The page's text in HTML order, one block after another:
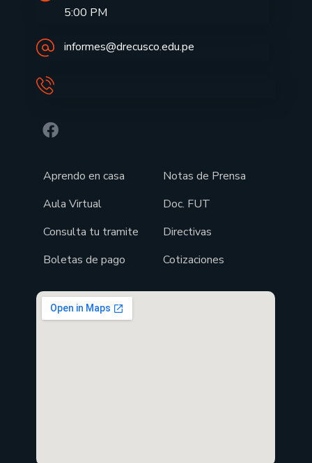
5:00 PM
informes@drecusco.edu.pe
Aprendo en casa
Aula Virtual
Consulta tu tramite
Boletas de pago
Notas de Prensa
Doc. FUT
Directivas
Cotizaciones